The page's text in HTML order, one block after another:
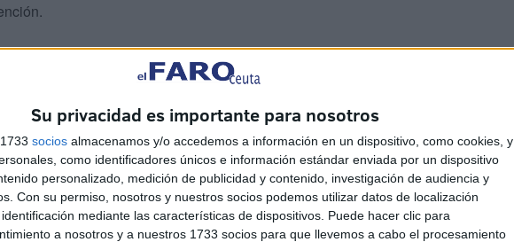
Su privacidad es importante para nosotros
socios almacenamos y/o accedemos a información en un dispositivo, como cookies, y
como identificadores únicos e información estándar enviada por un dispositivo
personalizado, medición de publicidad y contenido, investigación de audiencia y
Con su permiso, nosotros y nuestros socios podemos utilizar datos de localización
mediante las características de dispositivos. Puede hacer clic para
a nosotros y a nuestros 1733 socios para que llevemos a cabo el procesamiento
sea absuelto su representado, es que muchas de
ninguna de ellas tienen una factura como si lo